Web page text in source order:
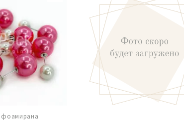
фоамирана